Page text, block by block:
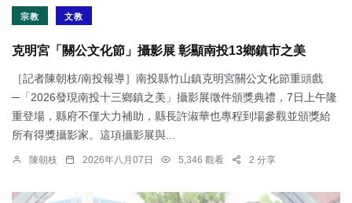
宗教 文教
克明宮「關公文化節」攝影展 彰顯南投13鄉鎮市之美
［記者陳朝枝/南投報導］南投縣竹山鎮克明宮關公文化節重頭戲
─「2026發現南投十三鄉鎮之美」攝影展徵件頒獎典禮，7日上午隆
重登場，縣府不僅大力補助，縣長許淑華也專程到場參觀並頒獎給
所有得獎攝影家。這項攝影展與...
陳朝枝 2026年八月07日 5,346 觀看 2 分享